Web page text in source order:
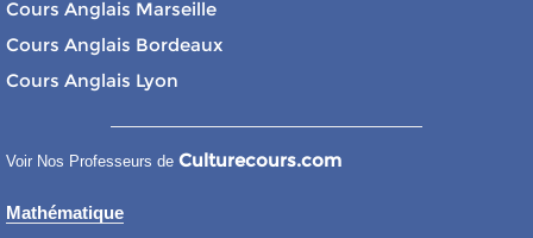
Cours Anglais Marseille
Cours Anglais Bordeaux
Cours Anglais Lyon
Voir Nos Professeurs de Culturecours.com
Mathématique